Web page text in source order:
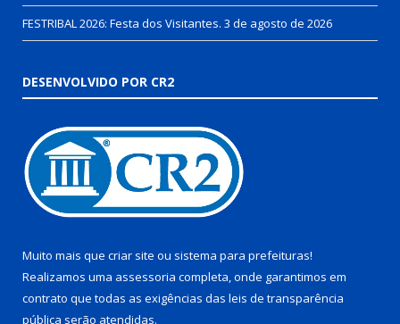
FESTRIBAL 2026: Festa dos Visitantes. 3 de agosto de 2026
DESENVOLVIDO POR CR2
Muito mais que criar site ou sistema para prefeituras!
Realizamos uma assessoria completa, onde garantimos em
contrato que todas as exigências das leis de transparência
pública serão atendidas.